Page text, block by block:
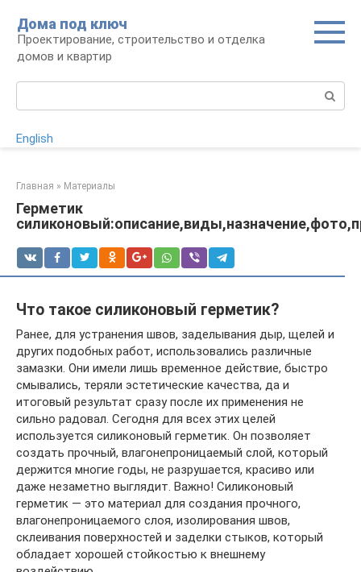
контенту
Дома под ключ
Проектирование, строительство и отделка
домов и квартир
English
Главная » Материалы
Герметик
Что такое силиконовый герметик?
Ранее, для устранения швов, заделывания дыр, щелей и
других подобных работ, использовались различные
замазки. Они имели лишь временное действие, быстро
смывались, теряли эстетические качества, да и
итоговый результат сразу после их применения не
сильно радовал. Сегодня для всех этих целей
используется силиконовый герметик. Он позволяет
создать прочный, влагонепроницаемый слой, который
держится многие годы, не разрушается, красиво или
даже незаметно выглядит. Важно! Силиконовый
герметик — это материал для создания прочного,
влагонепроницаемого слоя, изолирования швов,
склеивания поверхностей и заделки стыков, который
обладает хорошей стойкостью к внешнему